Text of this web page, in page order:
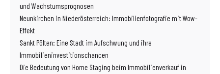
und Wachstumsprognosen
Neunkirchen in Niederösterreich: Immobilienfotografie mit Wow-
Effekt
Sankt Pölten: Eine Stadt im Aufschwung und ihre
Immobilieninvestitionschancen
Die Bedeutung von Home Staging beim Immobilienverkauf in